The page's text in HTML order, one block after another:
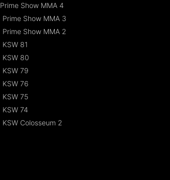
Prime Show MMA 4
Prime Show MMA 3
Prime Show MMA 2
KSW 81
KSW 80
KSW 79
KSW 76
KSW 75
KSW 74
KSW Colosseum 2